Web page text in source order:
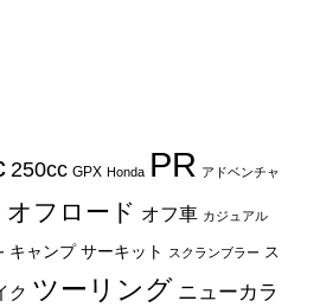
250cc GPX Honda PR アドベンチャ
オフロード オフ車 カジュアル
キャンプ サーキット スクランブラー ス
ク ツーリング ニューカラ